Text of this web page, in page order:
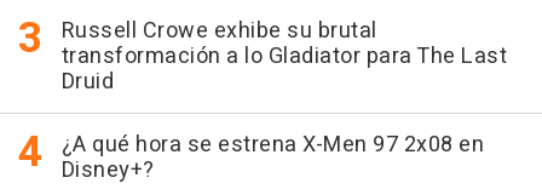
Russell Crowe exhibe su brutal
transformación a lo Gladiator para The Last
Druid
¿A qué hora se estrena X-Men 97 2x08 en
Disney+?